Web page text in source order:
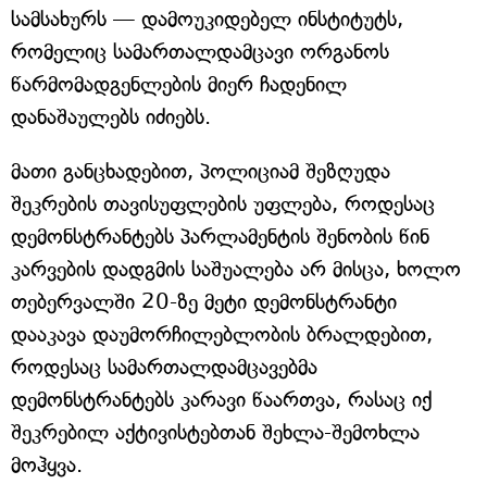
სამსახურს — დამოუკიდებელ ინსტიტუტს,
რომელიც სამართალდამცავი ორგანოს
წარმომადგენლების მიერ ჩადენილ
დანაშაულებს იძიებს.
მათი განცხადებით, პოლიციამ შეზღუდა
შეკრების თავისუფლების უფლება, როდესაც
დემონსტრანტებს პარლამენტის შენობის წინ
კარვების დადგმის საშუალება არ მისცა, ხოლო
თებერვალში 20-ზე მეტი დემონსტრანტი
დააკავა დაუმორჩილებლობის ბრალდებით,
როდესაც სამართალდამცავებმა
დემონსტრანტებს კარავი წაართვა, რასაც იქ
შეკრებილ აქტივისტებთან შეხლა-შემოხლა
მოჰყვა.